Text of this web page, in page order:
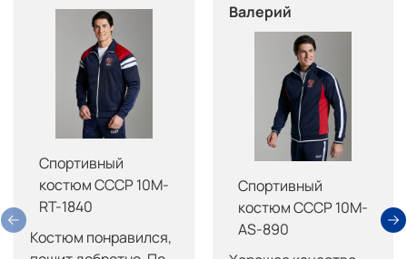
Спортивный
костюм СССР 10M-
RT-1840
Костюм понравился,
Валерий
Спортивный
костюм СССР 10M-
AS-890